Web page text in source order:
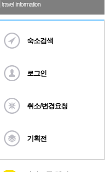
travel information
숙소검색
로그인
취소/변경요청
기획전